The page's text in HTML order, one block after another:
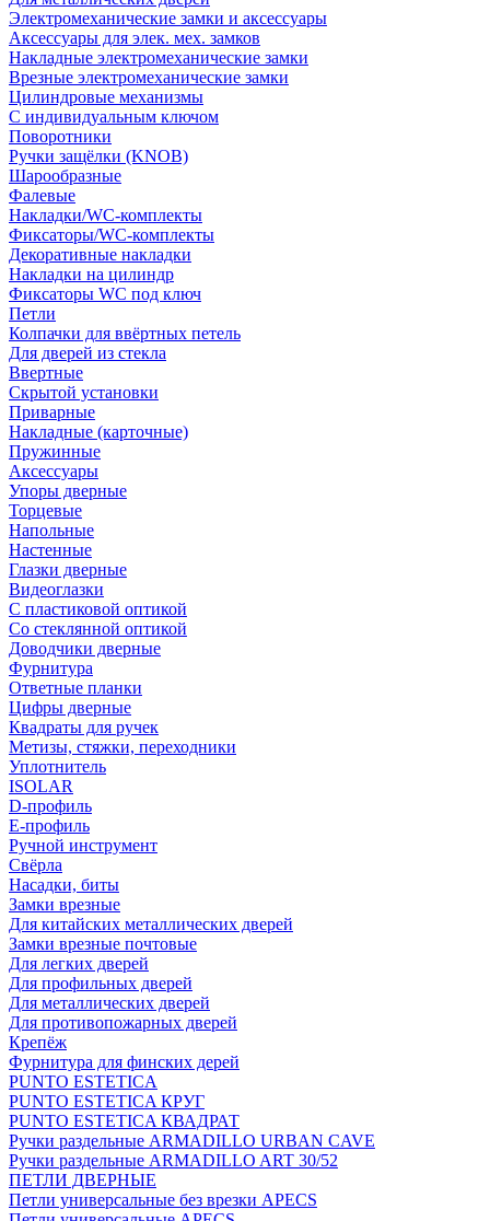
Электромеханические замки и аксессуары
Аксессуары для элек. мех. замков
Накладные электромеханические замки
Врезные электромеханические замки
Цилиндровые механизмы
С индивидуальным ключом
Поворотники
Ручки защёлки (KNOB)
Шарообразные
Фалевые
Накладки/WC-комплекты
Фиксаторы/WC-комплекты
Декоративные накладки
Накладки на цилиндр
Фиксаторы WC под ключ
Петли
Колпачки для ввёртных петель
Для дверей из стекла
Ввертные
Скрытой установки
Приварные
Накладные (карточные)
Пружинные
Аксессуары
Упоры дверные
Торцевые
Напольные
Настенные
Глазки дверные
Видеоглазки
С пластиковой оптикой
Со стеклянной оптикой
Доводчики дверные
Фурнитура
Ответные планки
Цифры дверные
Квадраты для ручек
Метизы, стяжки, переходники
Уплотнитель
ISOLAR
D-профиль
Е-профиль
Ручной инструмент
Свёрла
Насадки, биты
Замки врезные
Для китайских металлических дверей
Замки врезные почтовые
Для легких дверей
Для профильных дверей
Для металлических дверей
Для противопожарных дверей
Крепёж
Фурнитура для финских дерей
PUNTO ESTETICA
PUNTO ESTETICA КРУГ
PUNTO ESTETICA КВАДРАТ
Ручки раздельные ARMADILLO URBAN CAVE
Ручки раздельные ARMADILLO ART 30/52
ПЕТЛИ ДВЕРНЫЕ
Петли универсальные без врезки APECS